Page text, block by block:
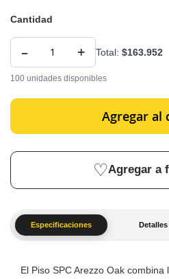
Especificaciones Detalles
El Piso SPC Arezzo Oak
Cantidad
– + Total: $163.952
100 unidades disponibles
Agregar al
Agregar a